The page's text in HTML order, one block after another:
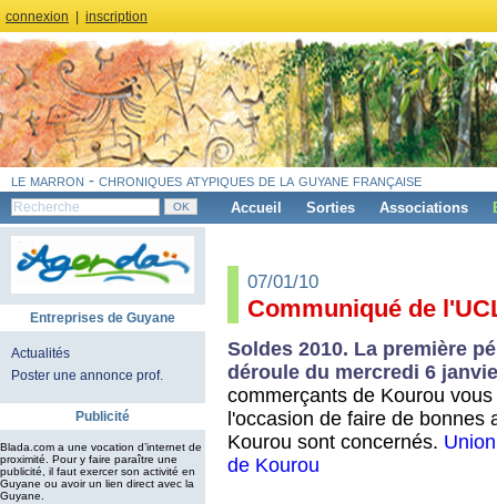
connexion inscription
le marron - chroniques atypiques de la guyane française
Accueil Sorties Associations
Entreprises de Guyane
Actualités
Poster une annonce prof.
Publicité
Blada.com a une vocation d’internet de
proximité. Pour y faire paraître une
publicité, il faut exercer son activité en
Guyane ou avoir un lien direct avec la
Guyane.
07/01/10
Communiqué de
Soldes 2010. La première
déroule du mercredi 6
commerçants de Kourou
l'occasion de faire de bonnes
Kourou sont concernés.
de Kourou